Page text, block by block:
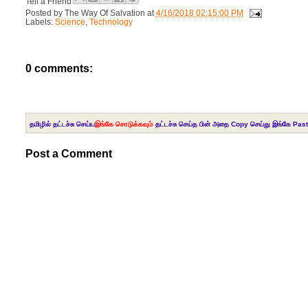
Posted by The Way Of Salvation at 4/16/2018 02:15:00 PM
Labels: Science Technology
0 comments:
தமிழில் தட்டச்சு செய்யஇங்கே சொடுக்கவும் தட்டச்சு செய்த பின் அதை Copy செய்து இங்கே
Post a Comment